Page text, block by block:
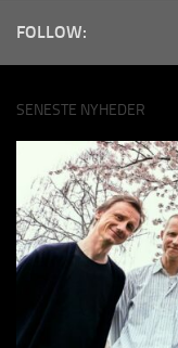
FOLLOW:
SENESTE NYHEDER